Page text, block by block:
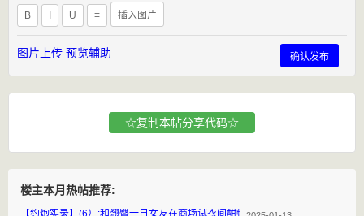
B U ≡ 插入图片
图片上传 预览辅助 确认发布
☆复制本帖分享代码☆
楼主本月热帖推荐:
【约炮实录】(6）:和翘臀一日女友在商场试衣间酣畅大战